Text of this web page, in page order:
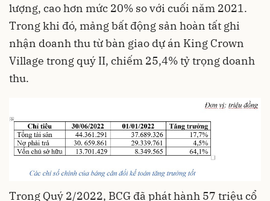
lượng, cao hơn mức 20% so với cuối năm 2021.
Trong khi đó, mảng bất động sản hoàn tất ghi
nhận doanh thu từ bàn giao dự án King Crown
Village trong quý II, chiếm 25,4% tỷ trọng doanh
thu.
Trong Quý 2/2022, BCG đã phát hành 57 triệu cổ